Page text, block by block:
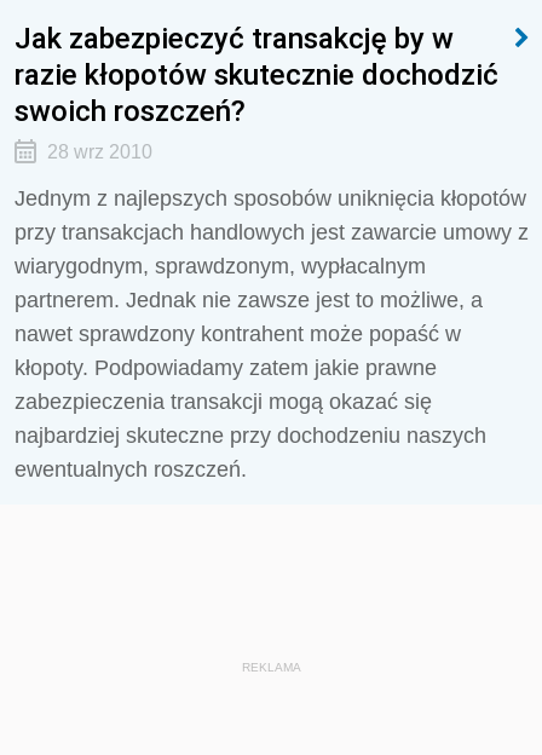
Jak zabezpieczyć transakcję by w
razie kłopotów skutecznie dochodzić
swoich roszczeń?
28 wrz 2010
Jednym z najlepszych sposobów uniknięcia kłopotów
przy transakcjach handlowych jest zawarcie umowy z
wiarygodnym, sprawdzonym, wypłacalnym
partnerem. Jednak nie zawsze jest to możliwe, a
nawet sprawdzony kontrahent może popaść w
kłopoty. Podpowiadamy zatem jakie prawne
zabezpieczenia transakcji mogą okazać się
najbardziej skuteczne przy dochodzeniu naszych
ewentualnych roszczeń.
REKLAMA